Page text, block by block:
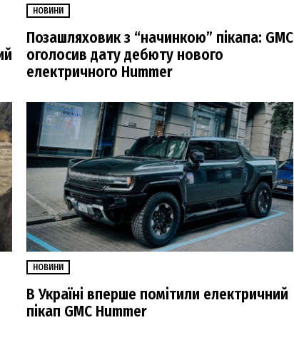
НОВИНИ
Позашляховик з “начинкою” пікапа: GMC
оголосив дату дебюту нового
електричного Hummer
НОВИНИ
В Україні вперше помітили електричний
пікап GMC Hummer